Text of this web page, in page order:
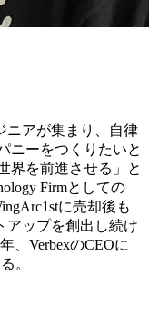
ニアが集まり、自律
ニーをつくりたいと
界を前進させる」と
Firmとしての
に売却後も
アップを創出し続け
、VerbexのCEOに
。